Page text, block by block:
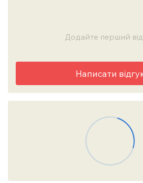
Додайте перший
Написати